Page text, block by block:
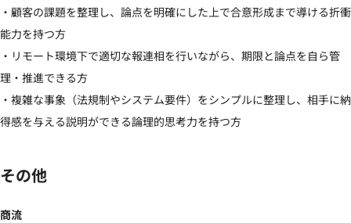
・顧客の課題を整理し、論点を明確にした上で合意形成まで導ける折衝
能力を持つ方
・リモート環境下で適切な報連相を行いながら、期限と論点を自ら管
理・推進できる方
・複雑な事象（法規制やシステム要件）をシンプルに整理し、相手に納
得感を与える説明ができる論理的思考力を持つ方
その他
商流